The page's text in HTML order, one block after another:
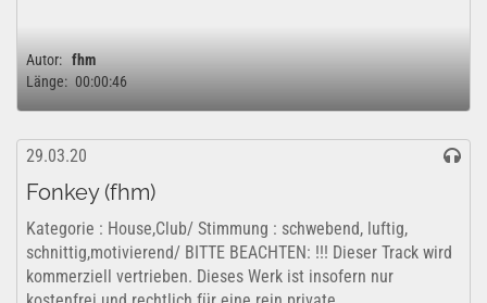
Autor: fhm
Länge: 00:00:46
29.03.20
Fonkey (fhm)
Kategorie : House,Club/ Stimmung : schwebend, luftig,
schnittig,motivierend/ BITTE BEACHTEN: !!! Dieser Track wird
kommerziell vertrieben. Dieses Werk ist insofern nur